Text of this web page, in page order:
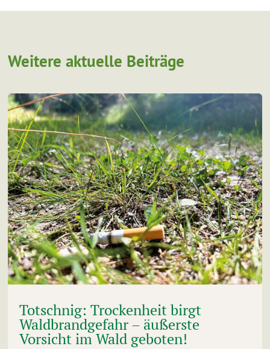
Weitere aktuelle Beiträge
Totschnig: Trockenheit birgt
Waldbrandgefahr – äußerste
Vorsicht im Wald geboten!